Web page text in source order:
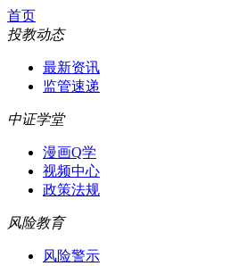
首页
投教动态
最新资讯
监管速递
中证学堂
漫画Q学
视频中心
政策法规
风险教育
风险警示